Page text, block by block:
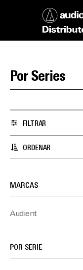
Por Series
ORDENAR
FILTRAR
MARCAS
Audient
POR SERIE